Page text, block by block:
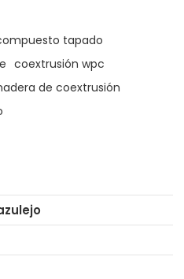
tapado
coextrusión wpc
de coextrusión